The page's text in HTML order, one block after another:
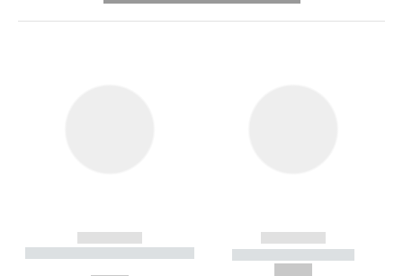
------------
----------- ----------- --------
------------
----------- -----------